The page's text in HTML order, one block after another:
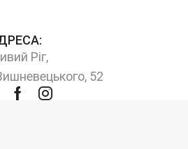
Ріг,
52
FacebookInstagram